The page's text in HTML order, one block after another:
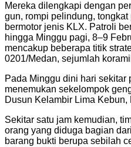
Mereka dilengkapi dengan
gun, rompi pelindung,
bermotor jenis KLX. Patroli
hingga Minggu pagi, 8–9
mencakup beberapa titik
0201/Medan, sejumlah
Pada Minggu dini hari sekitar
menemukan sekelompok
Dusun Kelambir Lima
Sekitar satu jam kemudian,
orang yang diduga bagian
barang bukti berupa sebilah